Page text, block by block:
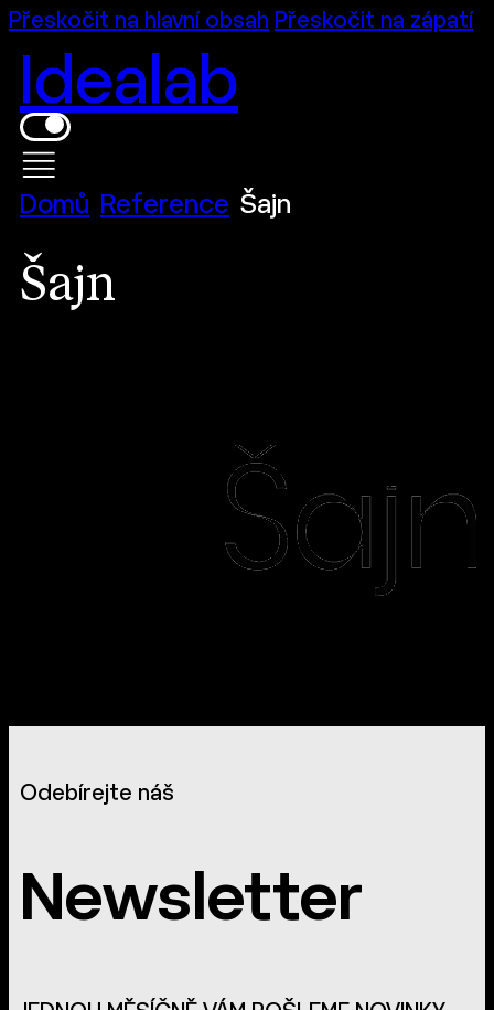
Přeskočit na hlavní obsah Přeskočit na zápatí
Idealab
Domů Reference Šajn
Šajn
Odebírejte náš
Newsletter